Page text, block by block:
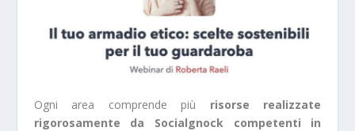
Ogni area comprende più risorse realizzate
rigorosamente da Socialgnock competenti in